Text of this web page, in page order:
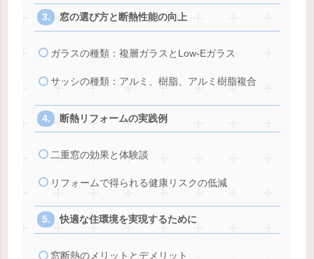
窓の選び方と断熱性能の向上
ガラスの種類：複層ガラスとLow-Eガラス
サッシの種類：アルミ、樹脂、アルミ樹脂複合
断熱リフォームの実践例
二重窓の効果と体験談
リフォームで得られる健康リスクの低減
快適な住環境を実現するために
窓断熱のメリットとデメリット